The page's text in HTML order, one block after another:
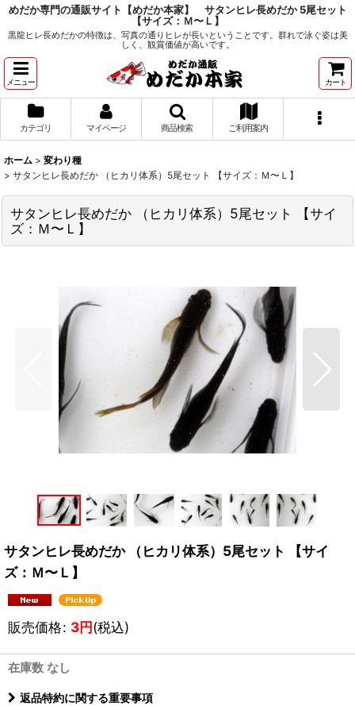
めだか専門の通販サイト【めだか本家】 サタンヒレ長めだか 5尾セット
【サイズ：Ｍ〜Ｌ】
黒龍ヒレ長めだかの特徴は、写真の通りヒレが長いということです。群れで泳ぐ姿は美
しく、観賞価値が高いです。
メニュー カート
カテゴリ マイページ 商品検索 ご利用案内
ホーム > 変わり種
> サタンヒレ長めだか （ヒカリ体系）5尾セット 【サイズ：Ｍ〜Ｌ】
サタンヒレ長めだか （ヒカリ体系）5尾セット 【サイ
ズ：Ｍ〜Ｌ】
サタンヒレ長めだか （ヒカリ体系）5尾セット 【サイ
ズ：Ｍ〜Ｌ】
販売価格: 3円(税込)
在庫数 なし
返品特約に関する重要事項